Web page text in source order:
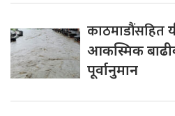
काठमाडौंसहित
आकस्मिक
पूर्वानुमान